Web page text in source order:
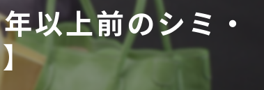
以上前のシミ・